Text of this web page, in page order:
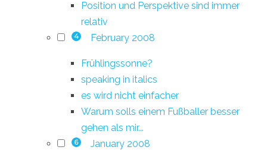
Position und Perspektive sind immer
relativ
4 February 2008
Frühlingssonne?
speaking in italics
es wird nicht einfacher
Warum solls einem Fußballer besser
gehen als mir...
6 January 2008